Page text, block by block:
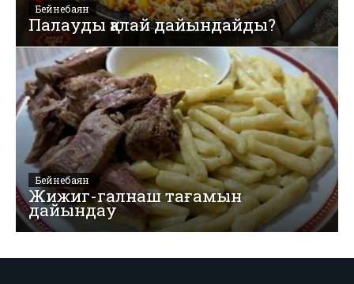
Бейнебаян
Палауды қалай дайындайды?
Бейнебаян
Жижиг-галнаш тағамын
дайындау